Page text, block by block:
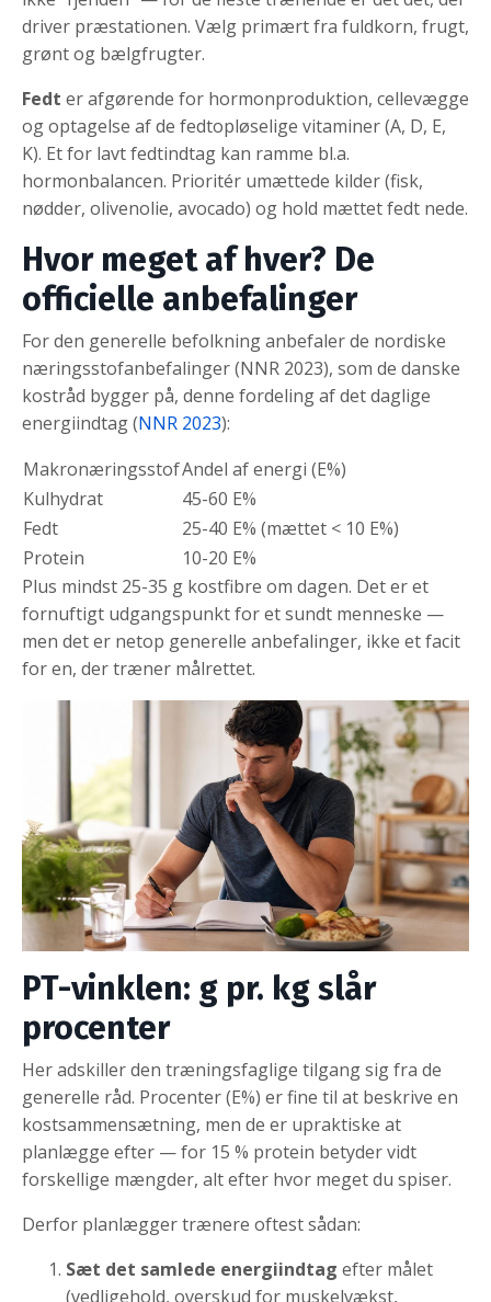
driver præstationen. Vælg primært fra fuldkorn, frugt,
grønt og bælgfrugter.
Fedt er afgørende for hormonproduktion, cellevægge
og optagelse af de fedtopløselige vitaminer (A, D, E,
K). Et for lavt fedtindtag kan ramme bl.a.
hormonbalancen. Prioritér umættede kilder (fisk,
nødder, olivenolie, avocado) og hold mættet fedt nede.
Hvor meget af hver? De
officielle anbefalinger
For den generelle befolkning anbefaler de nordiske
næringsstofanbefalinger (NNR 2023), som de danske
kostråd bygger på, denne fordeling af det daglige
energiindtag (NNR 2023):
MakronæringsstofAndel af energi (E%)
Kulhydrat
45-60 E%
Fedt
25-40 E% (mættet < 10 E%)
Protein
10-20 E%
Plus mindst 25-35 g kostfibre om dagen. Det er et
fornuftigt udgangspunkt for et sundt menneske —
men det er netop generelle anbefalinger, ikke et facit
for en, der træner målrettet.
PT-vinklen: g pr. kg slår
procenter
Her adskiller den træningsfaglige tilgang sig fra de
generelle råd. Procenter (E%) er fine til at beskrive en
kostsammensætning, men de er upraktiske at
planlægge efter — for 15 % protein betyder vidt
forskellige mængder, alt efter hvor meget du spiser.
Derfor planlægger trænere oftest sådan:
Sæt det samlede energiindtag efter målet
(vedligehold, overskud for muskelvækst,